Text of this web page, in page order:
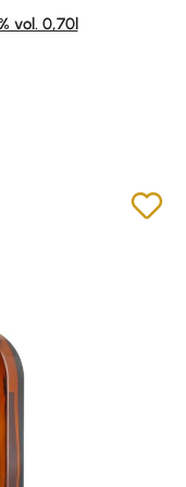
von 5 Sternen
vol. 0,70l